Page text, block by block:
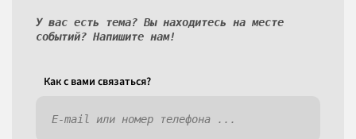
У вас есть тема? Вы находитесь на месте
событий? Напишите нам!
Как c вами связаться?